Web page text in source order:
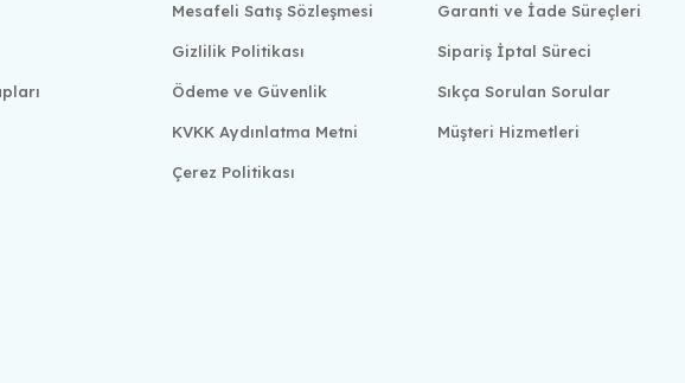
Mesafeli Satış Sözleşmesi
Gizlilik Politikası
Ödeme ve Güvenlik
KVKK Aydınlatma Metni
Çerez Politikası
Garanti ve İade Süreçleri
Sipariş İptal Süreci
Sıkça Sorulan Sorular
Müşteri Hizmetleri